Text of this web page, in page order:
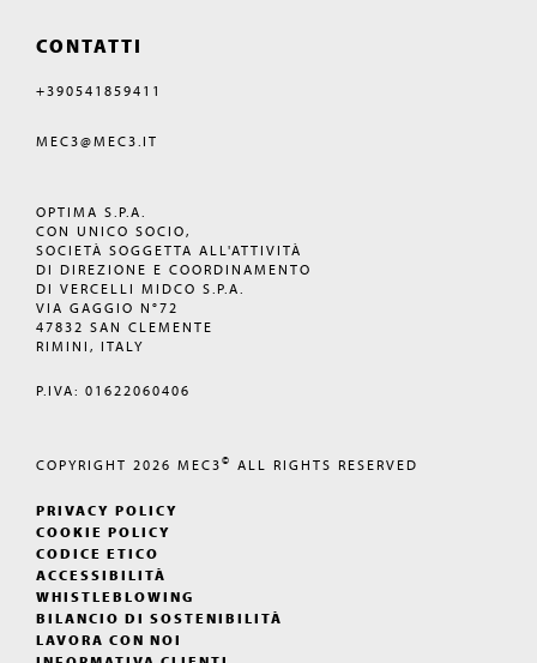
CONTATTI
+390541859411
MEC3@MEC3.IT
OPTIMA S.P.A.
CON UNICO SOCIO,
SOCIETÀ SOGGETTA ALL'ATTIVITÀ
DI DIREZIONE E COORDINAMENTO
DI VERCELLI MIDCO S.P.A.
VIA GAGGIO N°72
47832 SAN CLEMENTE
RIMINI, ITALY
P.IVA: 01622060406
COPYRIGHT 2026 MEC3© ALL RIGHTS RESERVED
PRIVACY POLICY
COOKIE POLICY
CODICE ETICO
ACCESSIBILITÀ
WHISTLEBLOWING
BILANCIO DI SOSTENIBILITÀ
LAVORA CON NOI